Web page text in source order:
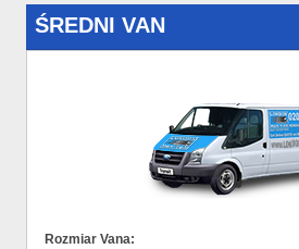
ŚREDNI VAN
Rozmiar Vana: